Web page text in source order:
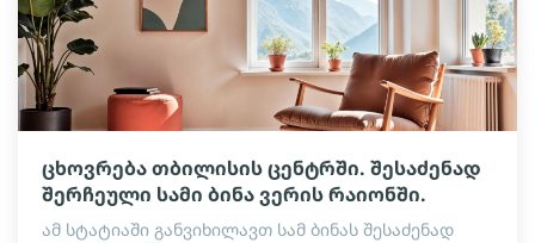
ცხოვრება თბილისის ცენტრში. შესაძენად
შერჩეული სამი ბინა ვერის რაიონში.
ამ სტატიაში განვიხილავთ სამ ბინას შესაძენად